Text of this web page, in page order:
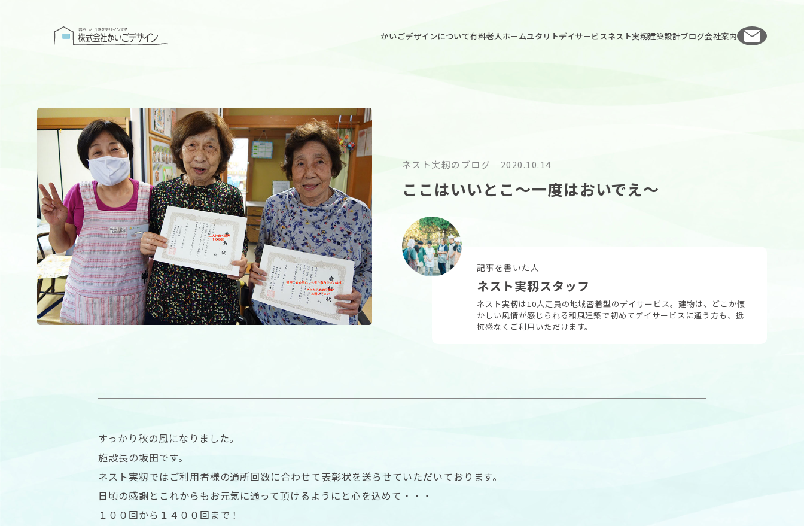
かいごデザインについて有料老人ホームユタリトデイサービスネスト実籾建築設計ブログ会社案内
ネスト実籾のブログ ｜ 2020.10.14
ここはいいとこ〜一度はおいでえ〜
記事を書いた人
ネスト実籾スタッフ
ネスト実籾は10人定員の地域密着型のデイサービス。建物は、どこか懐
かしい風情が感じられる和風建築で初めてデイサービスに通う方も、抵
抗感なくご利用いただけます。
すっかり秋の風になりました。
施設長の坂田です。
ネスト実籾ではご利用者様の通所回数に合わせて表彰状を送らせていただいております。
日頃の感謝とこれからもお元気に通って頂けるようにと心を込めて・・・
１００回から１４００回まで！